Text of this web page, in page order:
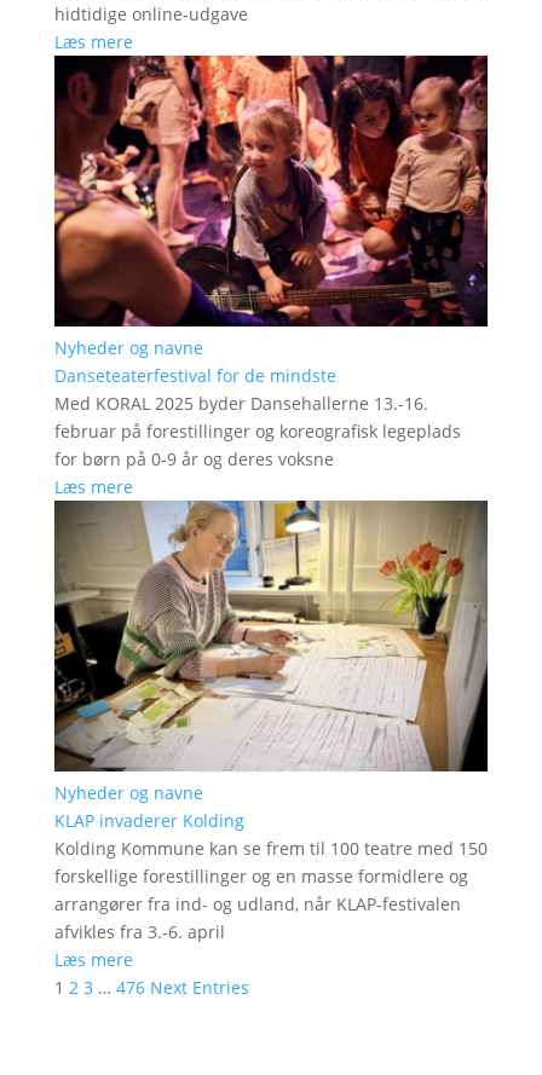
hidtidige online-udgave
Læs mere
Nyheder og navne
Danseteaterfestival for de mindste
Med KORAL 2025 byder Dansehallerne 13.-16.
februar på forestillinger og koreografisk legeplads
for børn på 0-9 år og deres voksne
Læs mere
Nyheder og navne
KLAP invaderer Kolding
Kolding Kommune kan se frem til 100 teatre med 150
forskellige forestillinger og en masse formidlere og
arrangører fra ind- og udland, når KLAP-festivalen
afvikles fra 3.-6. april
Læs mere
1 2 3 … 476 Next Entries